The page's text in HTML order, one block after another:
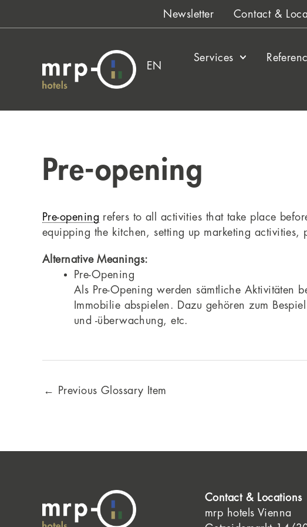
Newsletter Contact &
EN
Services
Pre-opening
Pre-opening refers to all activities that take place
equipping the kitchen, setting up marketing activities,
Alternative Meanings:
Pre-Opening
Als Pre-Opening werden sämtliche Aktivitäten
Immobilie abspielen. Dazu gehören zum
und -überwachung, etc.
← Previous Glossary Item
Contact & Locations
mrp hotels Vienna